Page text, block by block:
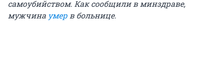
самоубийством. Как сообщили в минздраве,
мужчина умер в больнице.